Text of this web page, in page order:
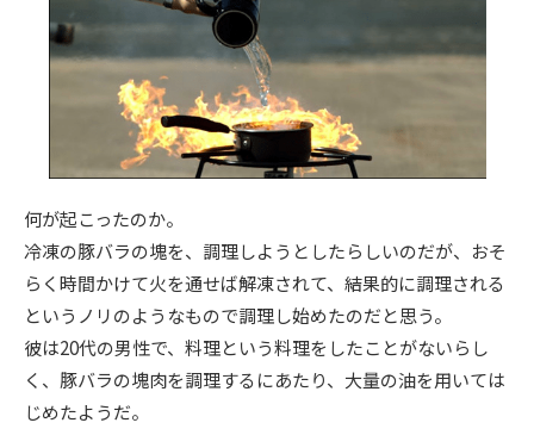
何が起こったのか。
冷凍の豚バラの塊を、調理しようとしたらしいのだが、おそ
らく時間かけて火を通せば解凍されて、結果的に調理される
というノリのようなもので調理し始めたのだと思う。
彼は20代の男性で、料理という料理をしたことがないらし
く、豚バラの塊肉を調理するにあたり、大量の油を用いては
じめたようだ。